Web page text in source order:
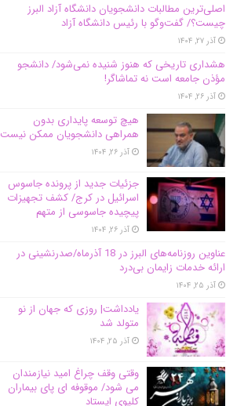
اصلی‌ترین مطالبات دانشجویان دانشگاه آزاد البرز
چیست؟/ گفت‌وگو با رئیس دانشگاه آز‌اد
آذر ۲۷, ۱۴۰۴
هشداری تاریخی که هنوز شنیده نمی‌شود/ دانشجو
مؤذن جامعه است نه تماشاگر!
آذر ۲۶, ۱۴۰۴
هیچ توسعه پایداری بدون
همراهی دانشجویان ممکن نیست
آذر ۲۶, ۱۴۰۴
جزئیات جدید از پرونده جاسوس
اسرائیل در کرج/‌ کشف تجهیزات
پیچیده جاسوسی از متهم
آذر ۲۶, ۱۴۰۴
عناوین روزنامه‌های البرز در ‌18 آذرماه/صدرنشینی در
ارائه خدمات زایمان بی‌درد
آذر ۲۵, ۱۴۰۴
یادداشت| روزی که جهان از نو
متولد شد
آذر ۲۵, ۱۴۰۴
وقتی وقف چراغ امید نیازمندان
می شود/ موقوفه ای پای بیماران
کلیوی ایستاد